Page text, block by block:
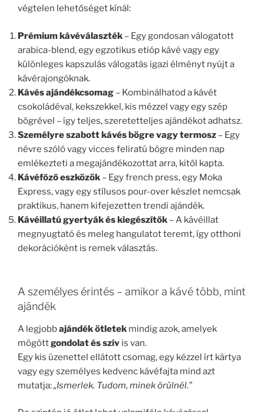
végtelen lehetőséget kínál:
Prémium kávéválaszték – Egy gondosan válogatott
arabica-blend, egy egzotikus etióp kávé vagy egy
különleges kapszulás válogatás igazi élményt nyújt a
kávérajongóknak.
Kávés ajándékcsomag – Kombinálhatod a kávét
csokoládéval, kekszekkel, kis mézzel vagy egy szép
bögrével – így teljes, szeretetteljes ajándékot adhatsz.
Személyre szabott kávés bögre vagy termosz – Egy
névre szóló vagy vicces feliratú bögre minden nap
emlékezteti a megajándékozottat arra, kitől kapta.
Kávéfőző eszközök – Egy french press, egy Moka
Express, vagy egy stílusos pour-over készlet nemcsak
praktikus, hanem kifejezetten trendi ajándék.
Kávéillatú gyertyák és kiegészítők – A kávéillat
megnyugtató és meleg hangulatot teremt, így otthoni
dekorációként is remek választás.
A személyes érintés – amikor a kávé több, mint
ajándék
A legjobbajándék ötletek mindig azok, amelyek
mögöttgondolat és szív is van.
Egy kis üzenettel ellátott csomag, egy kézzel írt kártya
vagy egy személyes kedvenc kávéfajta mind azt
mutatja:„Ismerlek. Tudom, minek örülnél.”